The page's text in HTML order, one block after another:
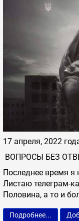
17 апреля, 2022
ВОПРОСЫ БЕЗ
Последнее время я
Листаю телеграм-
Половина, а то и
Подробнее...